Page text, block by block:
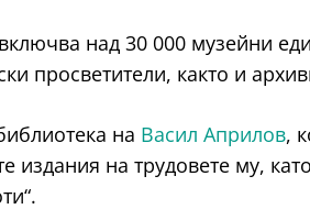
над 30 000 музейни
просветители, както и
на Васил Априлов,
издания на трудовете му,